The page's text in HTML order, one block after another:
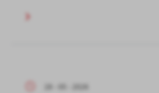
28 - 05 - 2026